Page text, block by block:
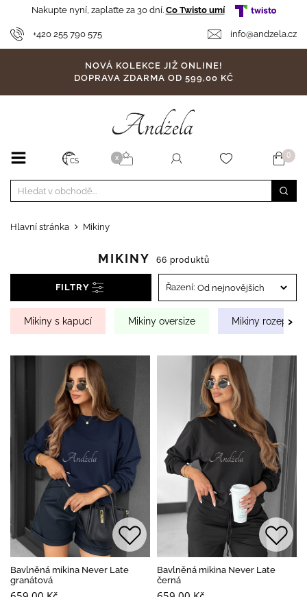
Nakupte nyní, zaplaťte za 30 dní. Co Twisto umí
+420 255 790 575 info@andzela.cz
NOVÁ KOLEKCE JIŽ ONLINE!
DOPRAVA ZDARMA OD 599,00 KČ
CS X 0
Hlavní stránka Mikiny
MIKINY 66 produktů
FILTRY Řazení:
Mikiny s kapucí Mikiny oversize Mikiny ›
Bavlněná mikina Never Late
granátová
Bavlněná mikina Never Late
černá